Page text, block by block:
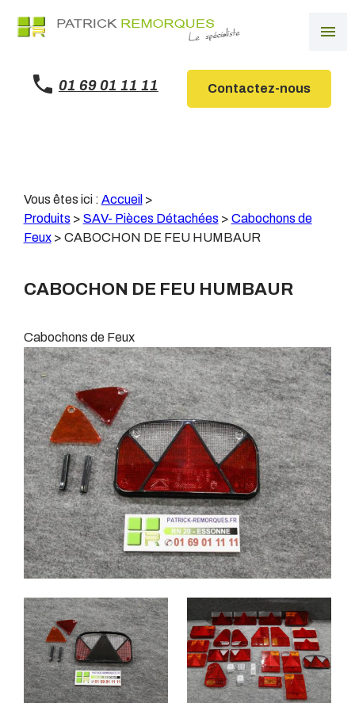
menu
01 69 01 11 11 Contactez-nous
Vous êtes ici : Accueil >
Produits > SAV- Pièces Détachées > Cabochons de
Feux> CABOCHON DE FEU HUMBAUR
CABOCHON DE FEU HUMBAUR
Cabochons de Feux